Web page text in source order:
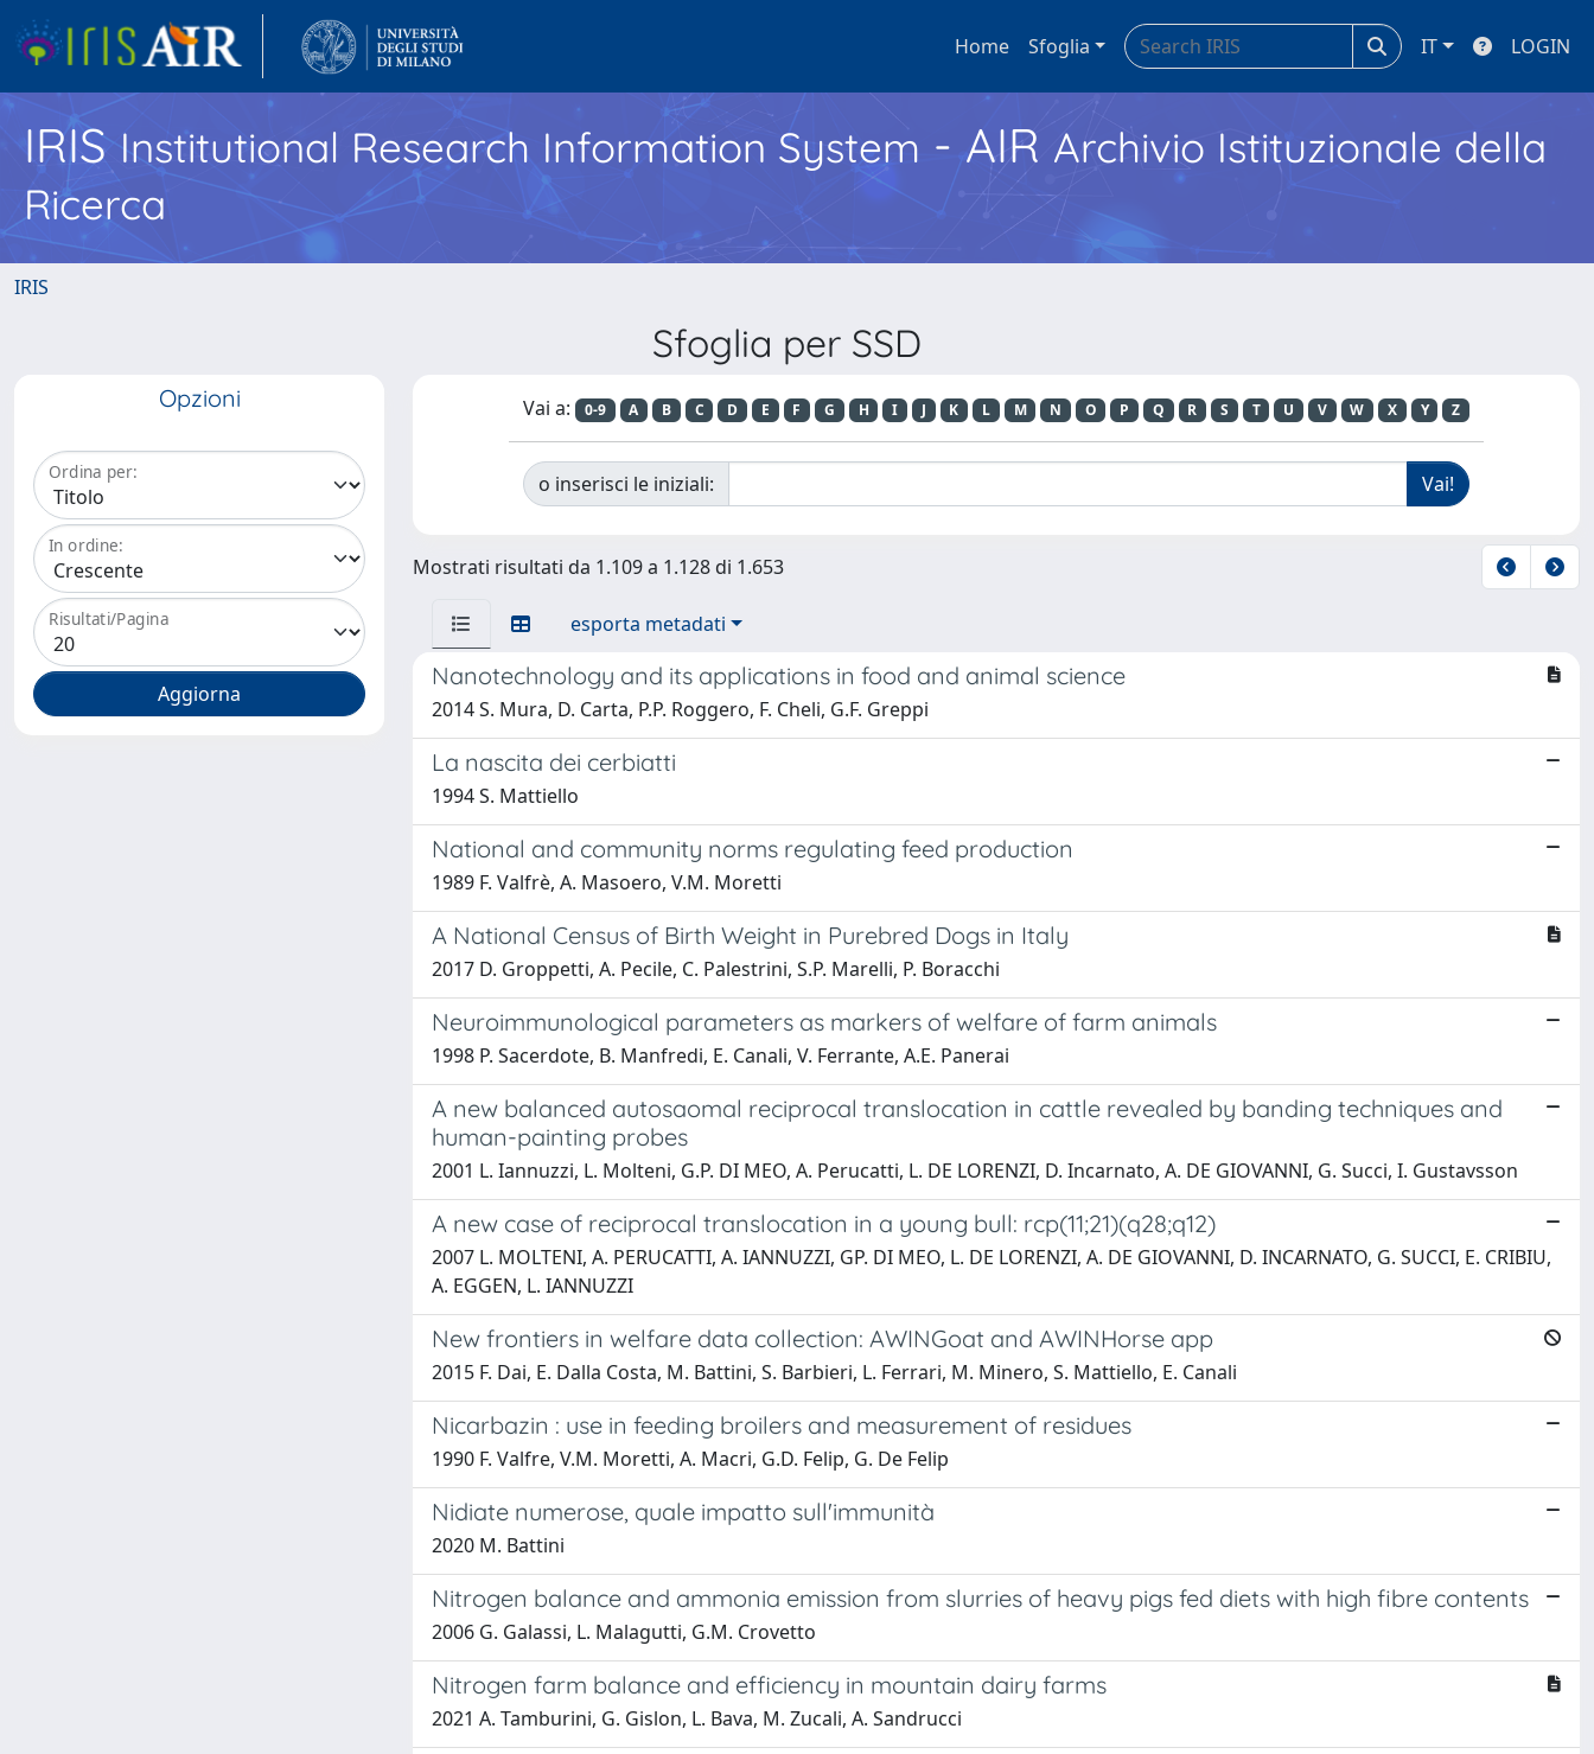
Home Sfoglia IT LOGIN
IRISInstitutional Research Information System - AIR Archivio Istituzionale della
Ricerca
IRIS
Sfoglia per SSD
Opzioni
Ordina per:
In ordine:
Risultati/Pagina
Vai a: 0-9 A B C D E F G H I J K L M N O P Q R S T U V W X Y Z
o inserisci le iniziali:
Mostrati risultati da 1.109 a 1.128 di 1.653
esporta metadati
Nanotechnology and its applications in food and animal science
2014 S. Mura, D. Carta, P.P. Roggero, F. Cheli, G.F. Greppi
La nascita dei cerbiatti
1994 S. Mattiello
National and community norms regulating feed production
1989 F. Valfrè, A. Masoero, V.M. Moretti
A National Census of Birth Weight in Purebred Dogs in Italy
2017 D. Groppetti, A. Pecile, C. Palestrini, S.P. Marelli, P. Boracchi
Neuroimmunological parameters as markers of welfare of farm animals
1998 P. Sacerdote, B. Manfredi, E. Canali, V. Ferrante, A.E. Panerai
A new balanced autosaomal reciprocal translocation in cattle revealed by banding techniques and
human-painting probes
2001 L. Iannuzzi, L. Molteni, G.P. DI MEO, A. Perucatti, L. DE LORENZI, D. Incarnato, A. DE GIOVANNI, G. Succi, I. Gustavsson
A new case of reciprocal translocation in a young bull: rcp(11;21)(q28;q12)
2007 L. MOLTENI, A. PERUCATTI, A. IANNUZZI, GP. DI MEO, L. DE LORENZI, A. DE GIOVANNI, D. INCARNATO, G. SUCCI, E. CRIBIU,
A. EGGEN, L. IANNUZZI
New frontiers in welfare data collection: AWINGoat and AWINHorse app
2015 F. Dai, E. Dalla Costa, M. Battini, S. Barbieri, L. Ferrari, M. Minero, S. Mattiello, E. Canali
Nicarbazin : use in feeding broilers and measurement of residues
1990 F. Valfre, V.M. Moretti, A. Macri, G.D. Felip, G. De Felip
Nidiate numerose, quale impatto sull'immunità
2020 M. Battini
Nitrogen balance and ammonia emission from slurries of heavy pigs fed diets with high fibre contents
2006 G. Galassi, L. Malagutti, G.M. Crovetto
Nitrogen farm balance and efficiency in mountain dairy farms
2021 A. Tamburini, G. Gislon, L. Bava, M. Zucali, A. Sandrucci